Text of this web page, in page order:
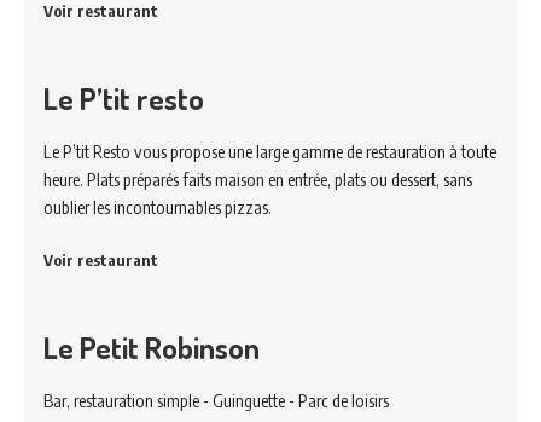
Voir restaurant
Le P’tit resto
Le P’tit Resto vous propose une large gamme de restauration à toute
heure. Plats préparés faits maison en entrée, plats ou dessert, sans
oublier les incontournables pizzas.
Voir restaurant
Le Petit Robinson
Bar, restauration simple - Guinguette - Parc de loisirs